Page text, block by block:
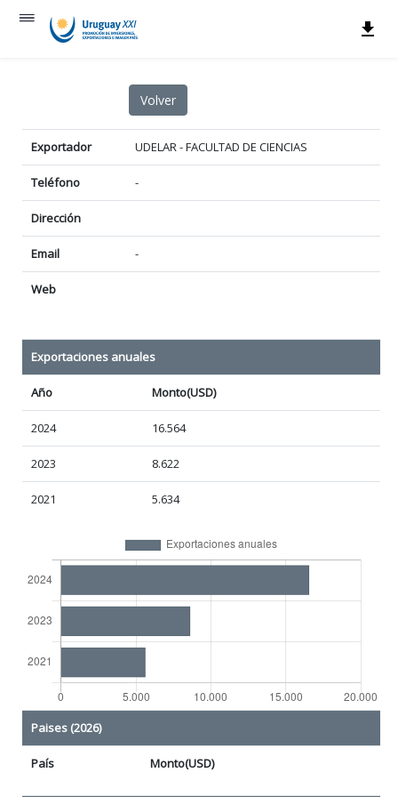
Exportador UDELAR - FACULTAD DE CIENCIAS
Teléfono -
Dirección
Email -
Web
Exportaciones anuales
Año Monto(USD)
2024 16.564
2023 8.622
2021 5.634
Paises (2026)
País Monto(USD)